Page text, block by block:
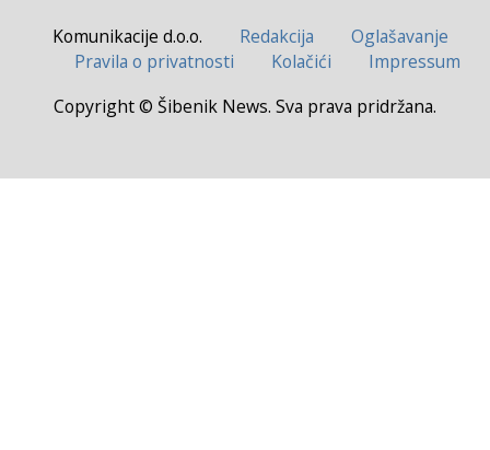
Komunikacije d.o.o. Redakcija
Oglašavanje
Pravila o privatnosti
Kolačići
Impressum
Copyright © Šibenik News. Sva prava pridržana.